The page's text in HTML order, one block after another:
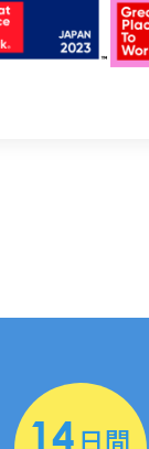
14 日間